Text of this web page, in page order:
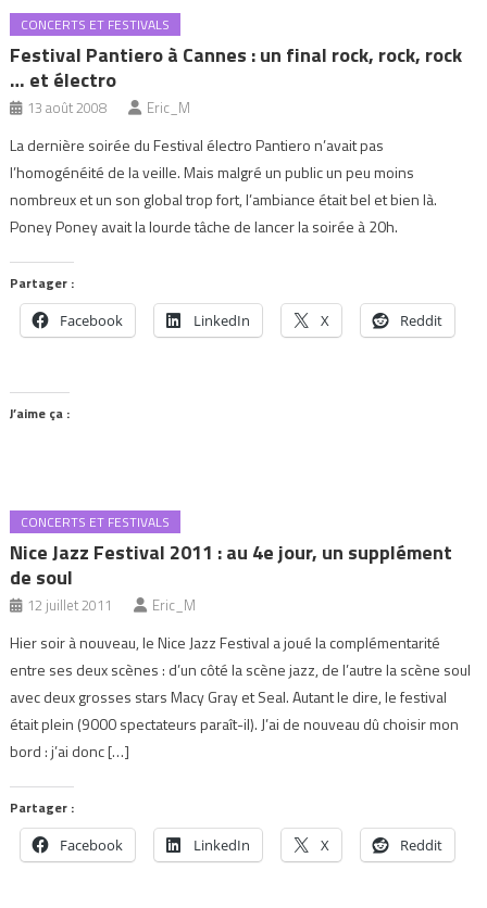
CONCERTS ET FESTIVALS
Festival Pantiero à Cannes : un final rock, rock, rock
… et électro
13 août 2008 Eric_M
La dernière soirée du Festival électro Pantiero n’avait pas
l’homogénéité de la veille. Mais malgré un public un peu moins
nombreux et un son global trop fort, l’ambiance était bel et bien là.
Poney Poney avait la lourde tâche de lancer la soirée à 20h.
Partager :
Facebook LinkedIn X Reddit
J’aime ça :
CONCERTS ET FESTIVALS
Nice Jazz Festival 2011 : au 4e jour, un supplément
de soul
12 juillet 2011 Eric_M
Hier soir à nouveau, le Nice Jazz Festival a joué la complémentarité
entre ses deux scènes : d’un côté la scène jazz, de l’autre la scène soul
avec deux grosses stars Macy Gray et Seal. Autant le dire, le festival
était plein (9000 spectateurs paraît-il). J’ai de nouveau dû choisir mon
bord : j’ai donc […]
Partager :
Facebook LinkedIn X Reddit